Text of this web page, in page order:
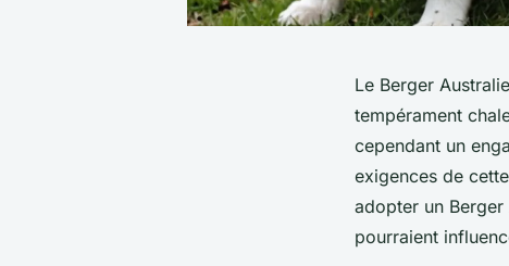
Le Berger
tempérament
cependant un
exigences de
adopter un
pourraient